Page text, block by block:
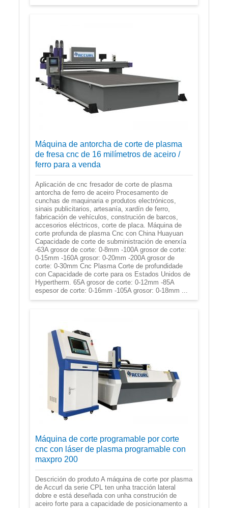
Máquina de antorcha de corte de plasma
de fresa cnc de 16 milímetros de aceiro /
ferro para a venda
Aplicación de cnc fresador de corte de plasma
antorcha de ferro de aceiro Procesamento de
cunchas de maquinaria e produtos electrónicos,
sinais publicitarios, artesanía, xardín de ferro,
fabricación de vehículos, construción de barcos,
accesorios eléctricos, corte de placa. Máquina de
corte profunda de plasma Cnc con China Huayuan
Capacidade de corte de subministración de enerxía
-63A grosor de corte: 0-8mm -100A grosor de corte:
0-15mm -160A grosor: 0-20mm -200A grosor de
corte: 0-30mm Cnc Plasma Corte de profundidade
con Capacidade de corte para os Estados Unidos de
Hypertherm. 65A grosor de corte: 0-12mm -85A
espesor de corte: 0-16mm -105A grosor: 0-18mm ...
Máquina de corte programable por corte
cnc con láser de plasma programable con
maxpro 200
Descrición do produto A máquina de corte por plasma
de Accurl da serie CPL ten unha tracción lateral
dobre e está deseñada con unha construción de
aceiro forte para a capacidade de posicionamento a